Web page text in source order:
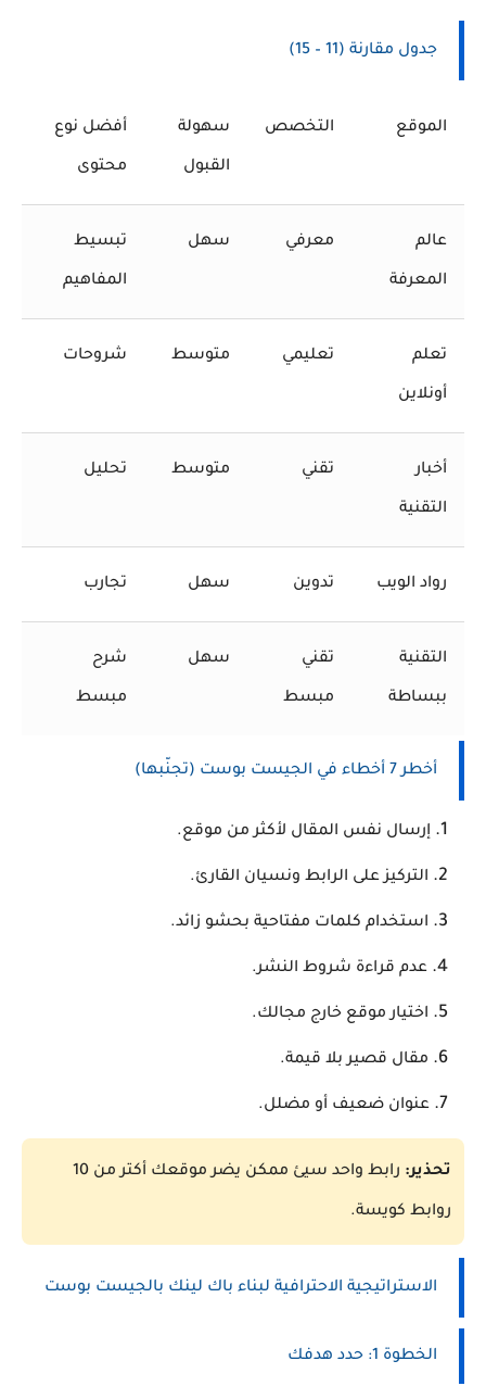
جدول مقارنة (11 – 15)
الموقع التخصص سهولة
القبول
أفضل نوع
محتوى
عالم
المعرفة
معرفي سهل تبسيط
المفاهيم
تعلم
أونلاين
تعليمي متوسط شروحات
أخبار
التقنية
تقني متوسط تحليل
رواد الويب تدوين سهل تجارب
التقنية
ببساطة
تقني
مبسط
سهل شرح
مبسط
أخطر 7 أخطاء في الجيست بوست (تجنّبها)
إرسال نفس المقال لأكثر من موقع.
التركيز على الرابط ونسيان القارئ.
استخدام كلمات مفتاحية بحشو زائد.
عدم قراءة شروط النشر.
اختيار موقع خارج مجالك.
مقال قصير بلا قيمة.
عنوان ضعيف أو مضلل.
تحذير: رابط واحد سيئ ممكن يضر موقعك أكتر من 10
روابط كويسة.
الاستراتيجية الاحترافية لبناء باك لينك بالجيست بوست
الخطوة 1: حدد هدفك